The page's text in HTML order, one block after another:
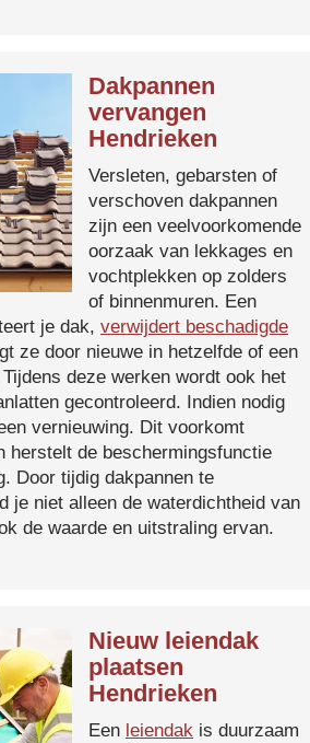
Dakpannen
vervangen
Hendrieken
Versleten, gebarsten of
verschoven dakpannen
zijn een veelvoorkomende
oorzaak van lekkages en
vochtplekken op zolders
of binnenmuren. Een
je dak, verwijdert beschadigde
ze door nieuwe in hetzelfde of een
deze werken wordt ook het
gecontroleerd. Indien nodig
vernieuwing. Dit voorkomt
herstelt de beschermingsfunctie
Door tijdig dakpannen te
je niet alleen de waterdichtheid van
de waarde en uitstraling ervan.
Nieuw leiendak
plaatsen
Hendrieken
Een leiendak is duurzaam